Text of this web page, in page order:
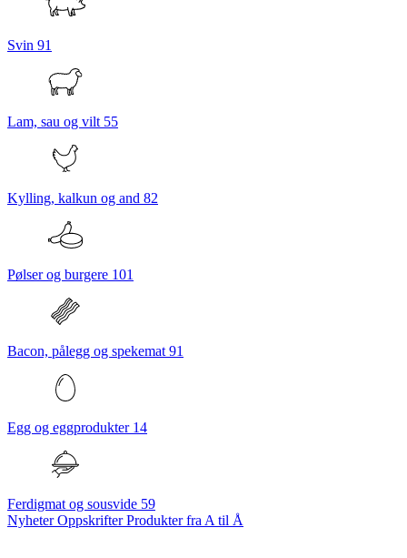
Svin 91
Lam, sau og vilt 55
Kylling, kalkun og and 82
Pølser og burgere 101
Bacon, pålegg og spekemat 91
Egg og eggprodukter 14
Ferdigmat og sousvide 59
NyheterOppskrifterProdukter fra A til Å